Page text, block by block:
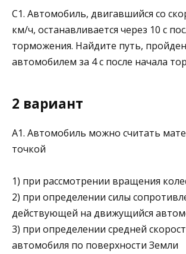
C1. Автомобиль, двигавшийся со
км/ч, останавливается через 10 с
торможения. Найдите путь,
автомобилем за 4 с после начала
2 вариант
A1. Автомобиль можно считать
точкой
1) при рассмотрении вращения
2) при определении силы
действующей на движущийся
3) при определении средней
ав­томобиля по поверхности Земли